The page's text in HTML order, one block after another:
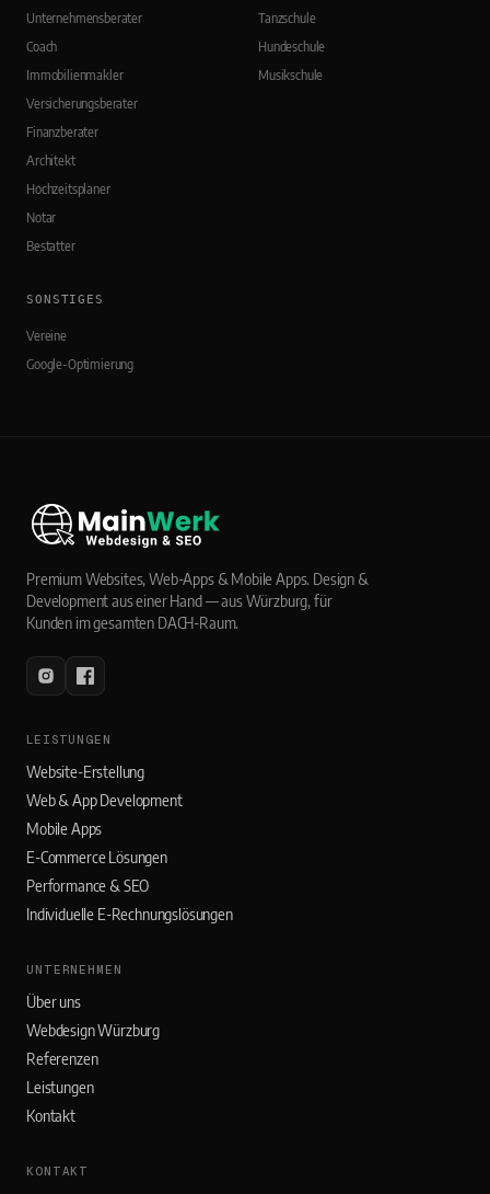
Unternehmensberater
Coach
Immobilienmakler
Versicherungsberater
Finanzberater
Architekt
Hochzeitsplaner
Notar
Bestatter
Tanzschule
Hundeschule
Musikschule
SONSTIGES
Vereine
Google-Optimierung
Premium Websites, Web-Apps & Mobile Apps. Design &
Development aus einer Hand — aus Würzburg, für
Kunden im gesamten DACH-Raum.
LEISTUNGEN
Website-Erstellung
Web & App Development
Mobile Apps
E-Commerce Lösungen
Performance & SEO
Individuelle E-Rechnungslösungen
UNTERNEHMEN
Über uns
Webdesign Würzburg
Referenzen
Leistungen
Kontakt
KONTAKT